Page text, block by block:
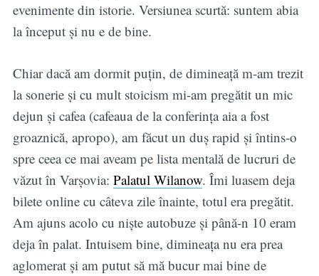
evenimente din istorie. Versiunea scurtă: suntem abia
la început și nu e de bine.
Chiar dacă am dormit puțin, de dimineață m-am trezit
la sonerie și cu mult stoicism mi-am pregătit un mic
dejun și cafea (cafeaua de la conferința aia a fost
groaznică, apropo), am făcut un duș rapid și întins-o
spre ceea ce mai aveam pe lista mentală de lucruri de
văzut în Varșovia: Palatul Wilanow. Îmi luasem deja
bilete online cu câteva zile înainte, totul era pregătit.
Am ajuns acolo cu niște autobuze și până-n 10 eram
deja în palat. Intuisem bine, dimineața nu era prea
aglomerat și am putut să mă bucur mai bine de